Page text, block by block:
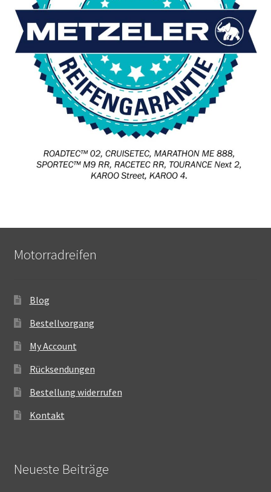
Motorradreifen
Blog
Bestellvorgang
My Account
Rücksendungen
Bestellung widerrufen
Kontakt
Neueste Beiträge